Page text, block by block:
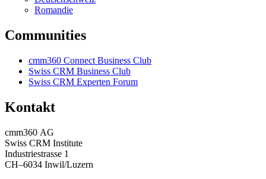
Romandie
Communities
cmm360 Connect Business Club
Swiss CRM Business Club
Swiss CRM Experten Forum
Kontakt
cmm360 AG
Swiss CRM Institute
Industriestrasse 1
CH–6034 Inwil/Luzern